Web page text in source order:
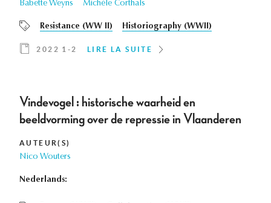
Babette Weyns Michèle Corthals
Resistance (WW II) Historiography (WWII)
2022 1-2 LIRE LA SUITE
Vindevogel : historische waarheid en
beeldvorming over de repressie in Vlaanderen
AUTEUR(S)
Nico Wouters
Nederlands: